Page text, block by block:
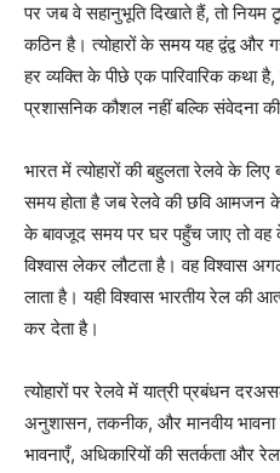
पर जब वे सहानुभूति दिखाते हैं, तो
कठिन है। त्योहारों के समय यह द्वंद्व और
हर व्यक्ति के पीछे एक पारिवारिक कथा
प्रशासनिक कौशल नहीं बल्कि संवेदना की
भारत में त्योहारों की बहुलता रेलवे के
समय होता है जब रेलवे की छवि आमजन के
के बावजूद समय पर घर पहुँच जाए तो वह
विश्वास लेकर लौटता है। वह विश्वास
लाता है। यही विश्वास भारतीय रेल की
कर देता है।
त्योहारों पर रेलवे में यात्री प्रबंधन
अनुशासन, तकनीक, और मानवीय
भावनाएँ, अधिकारियों की सतर्कता और